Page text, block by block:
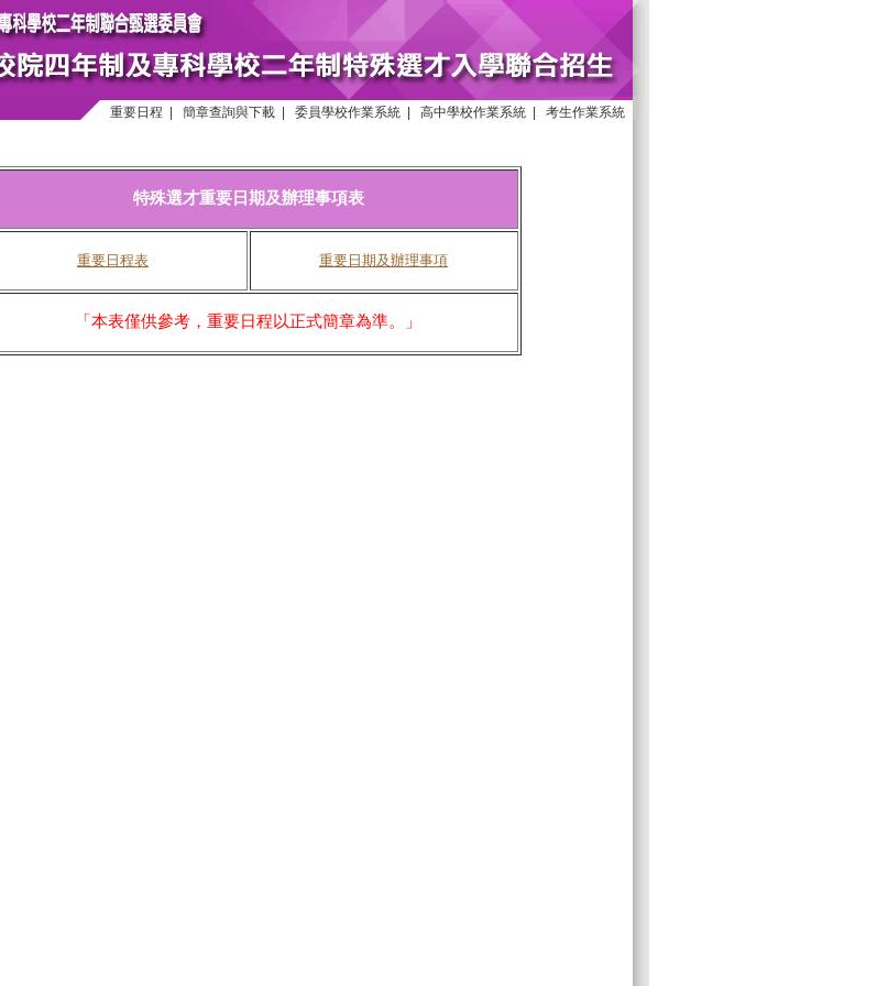
重要日程 簡章查詢與下載 委員學校作業系統 高中學校作業系統 考生作業系統
特殊選才重要日期及辦理事項表
重要日程表 重要日期及辦理事項
「本表僅供參考，重要日程以正式簡章為準。」